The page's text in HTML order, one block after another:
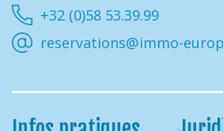
+32 (0)58 53.39.99
reservations@immo-